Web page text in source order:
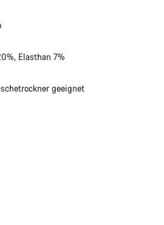
Elasthan 7%
geeignet